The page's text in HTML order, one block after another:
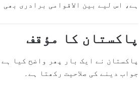
ہے، اس لیے بین الاقوامی برادری
پاکستان کا مؤقف
پاکستان نے ایک بار پھر واضح کیا
جواب دینے کی صلاحیت رکھتا ہے۔